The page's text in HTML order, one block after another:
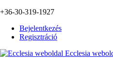
+36-30-319-1927
Bejelentkezés
Regisztráció
Ecclesia